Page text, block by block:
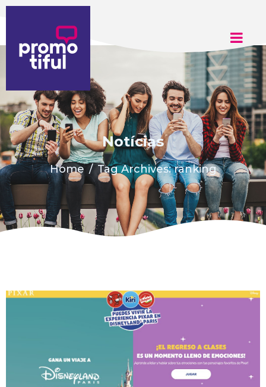
Adicione aqui o texto do seu título
Notícias
Home Tag Archives: ranking